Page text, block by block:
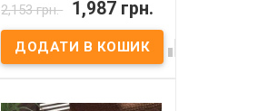

В наявності
Чехол для дивана Arya
полиэстер. Производитель:
2,153 грн. 1,987 грн.
